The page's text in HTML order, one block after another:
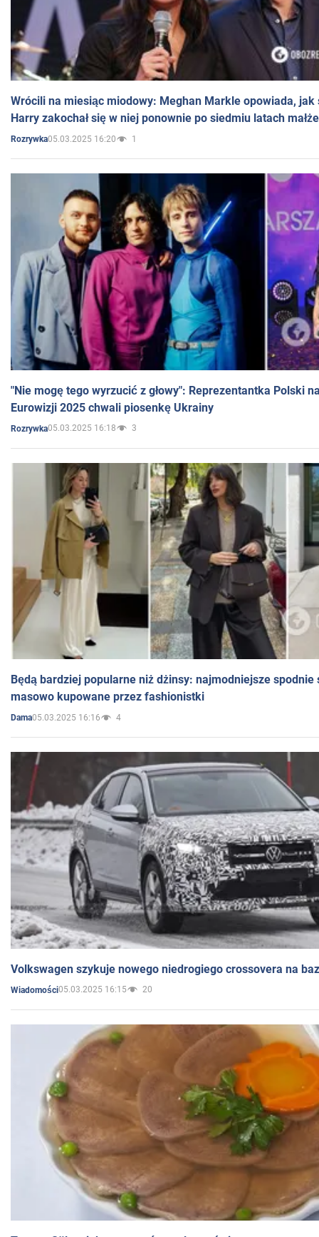
Wrócili na miesiąc miodowy: Meghan Markle opowiada, jak
Harry zakochał się w niej ponownie po siedmiu latach
Rozrywka05.03.2025 16:20 1
"Nie mogę tego wyrzucić z głowy": Reprezentantka Polski
Eurowizji 2025 chwali piosenkę Ukrainy
Rozrywka05.03.2025 16:18 3
Będą bardziej popularne niż dżinsy: najmodniejsze spodnie
masowo kupowane przez fashionistki
Dama05.03.2025 16:16 4
Volkswagen szykuje nowego niedrogiego crossovera na
Wiadomości05.03.2025 16:15 20